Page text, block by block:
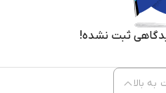
ثبت نشده!
به بالا